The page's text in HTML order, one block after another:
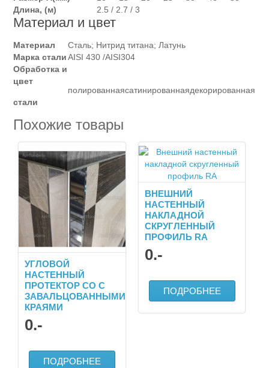
Длина, (м)
2.5 / 2.7 / 3
Материал и цвет
Материал
Сталь; Нитрид титана; Латунь
Марка стали AISI 430 /AISI304
Обработка и
цвет
стали
полированнаясатинированнаядекорированная
Похожие товары
УГЛОВОЙ
НАСТЕННЫЙ
ПРОТЕКТОР СО С
ЗАВАЛЬЦОВАННЫМИ
КРАЯМИ
0.-
ПОДРОБНЕЕ
ВНЕШНИЙ
НАСТЕННЫЙ
НАКЛАДНОЙ
СКРУГЛЕННЫЙ
ПРОФИЛЬ RА
0.-
ПОДРОБНЕЕ